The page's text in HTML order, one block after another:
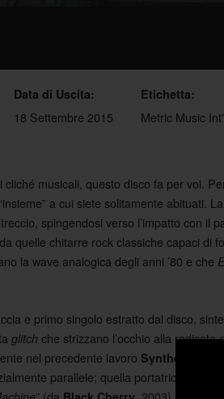
Data di Uscita: Etichetta:
18 Settembre 2015 Metric Music
cliché musicali, questo disco fa per voi.
a cui siete solitamente abituati.
spingendosi verso l’impatto con il
quelle chitarre rock classiche capaci di
la wave analogica degli anni ’80 e che
e primo singolo estratto dal disco,
glitch che strizzano l’occhio alla radicata
nel precedente lavoro Synthetica
parallele; quella portatrice del